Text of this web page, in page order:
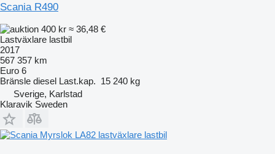
Scania R490
400 kr ≈ 36,48 €
Lastväxlare lastbil
2017
567 357 km
Euro 6
Bränsle diesel Last.kap. 15 240 kg
Sverige, Karlstad
Klaravik Sweden